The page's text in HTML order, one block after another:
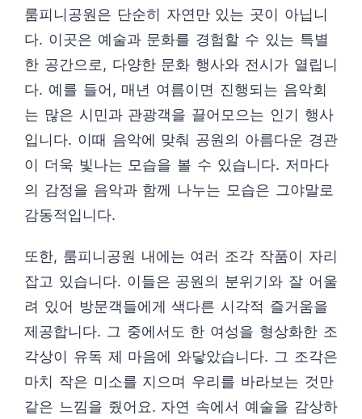
룸피니공원은 단순히 자연만 있는 곳이 아닙니
다. 이곳은 예술과 문화를 경험할 수 있는 특별
한 공간으로, 다양한 문화 행사와 전시가 열립니
다. 예를 들어, 매년 여름이면 진행되는 음악회
는 많은 시민과 관광객을 끌어모으는 인기 행사
입니다. 이때 음악에 맞춰 공원의 아름다운 경관
이 더욱 빛나는 모습을 볼 수 있습니다. 저마다
의 감정을 음악과 함께 나누는 모습은 그야말로
감동적입니다.
또한, 룸피니공원 내에는 여러 조각 작품이 자리
잡고 있습니다. 이들은 공원의 분위기와 잘 어울
려 있어 방문객들에게 색다른 시각적 즐거움을
제공합니다. 그 중에서도 한 여성을 형상화한 조
각상이 유독 제 마음에 와닿았습니다. 그 조각은
마치 작은 미소를 지으며 우리를 바라보는 것만
같은 느낌을 줬어요. 자연 속에서 예술을 감상하